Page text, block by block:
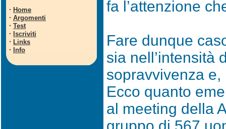
· Home
· Argomenti
· Test
· Iscriviti
· Links
· Info
fa l’attenzione
Fare dunque
sia nell’intensità
sopravvivenza
Ecco quanto
al meeting della